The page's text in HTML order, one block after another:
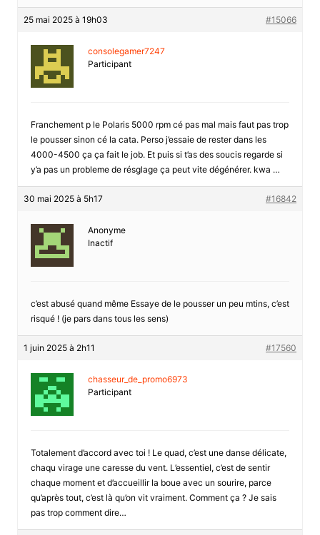
25 mai 2025 à 19h03 #15066
consolegamer7247
Participant
Franchement p le Polaris 5000 rpm cé pas mal mais faut pas trop
le pousser sinon cé la cata. Perso j’essaie de rester dans les
4000-4500 ça ça fait le job. Et puis si t’as des soucis regarde si
y’a pas un probleme de résglage ça peut vite dégénérer. kwa …
30 mai 2025 à 5h17 #16842
Anonyme
Inactif
c’est abusé quand même Essaye de le pousser un peu mtins, c’est
risqué ! (je pars dans tous les sens)
1 juin 2025 à 2h11 #17560
chasseur_de_promo6973
Participant
Totalement d’accord avec toi ! Le quad, c’est une danse délicate,
chaqu virage une caresse du vent. L’essentiel, c’est de sentir
chaque moment et d’accueillir la boue avec un sourire, parce
qu’après tout, c’est là qu’on vit vraiment. Comment ça ? Je sais
pas trop comment dire…